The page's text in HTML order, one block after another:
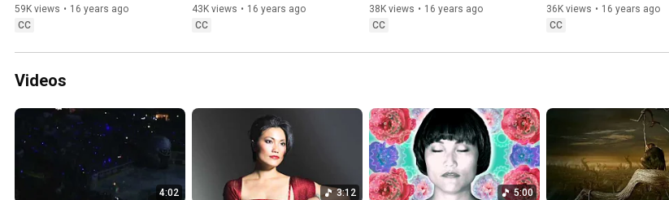
59K views • 16 years ago
CC
43K views • 16 years ago
CC
38K views • 16 years ago
CC
36K views • 16 years ago
CC
Videos
4:02 3:12 5:00